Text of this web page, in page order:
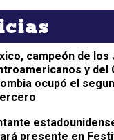
campeón de los
y del
ocupó el
presente en